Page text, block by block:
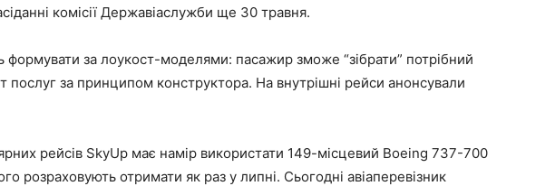
комісії Державіаслужби ще 30 травня.
формувати за лоукост-моделями: пасажир зможе “зібрати” потрібний
послуг за принципом конструктора. На внутрішні рейси анонсували
рейсів SkyUp має намір використати 149-місцевий Boeing 737-700
розраховують отримати як раз у липні. Сьогодні авіаперевізник